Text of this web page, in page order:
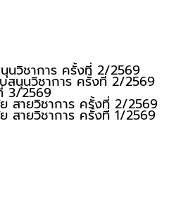
นวิชาการ ครั้งที่ 2/2569
สนุนวิชาการ ครั้งที่ 2/2569
3/2569
สายวิชาการ ครั้งที่ 2/2569
สายวิชาการ ครั้งที่ 1/2569